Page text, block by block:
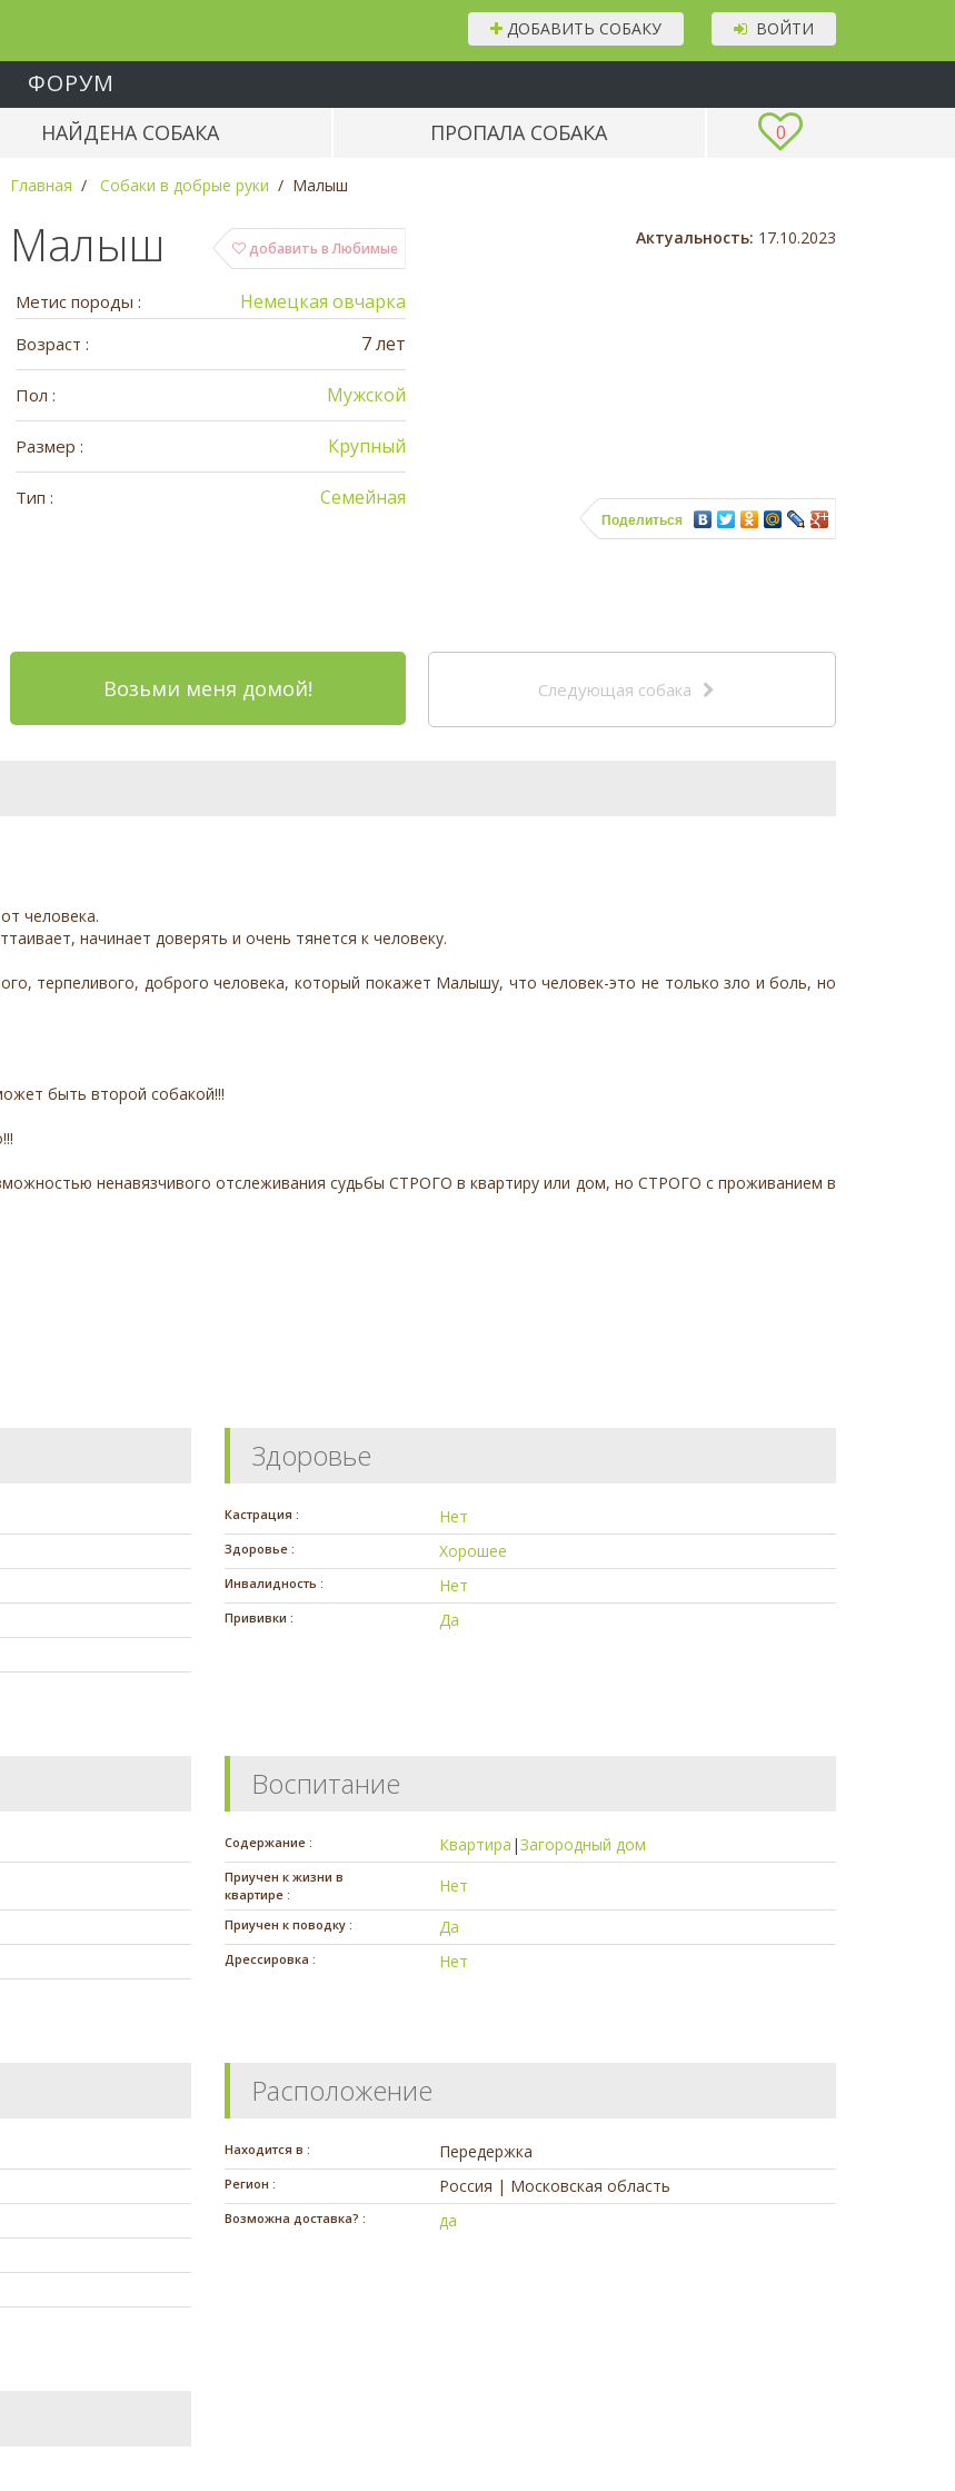
ВОЙТИ
ДОБАВИТЬ СОБАКУ
ФОРУМ
0
НАЙДЕНА СОБАКА ПРОПАЛА СОБАКА
Главная Собаки в добрые руки Малыш
добавить в Любимые
Малыш
Метис породы : Немецкая овчарка
Возраст : 7 лет
Пол : Мужской
Размер : Крупный
Тип : Семейная
Актуальность: 17.10.2023
Поделиться
Возьми меня домой! Следующая собака
человека.
начинает доверять и очень тянется к человеку.
терпеливого, доброго человека, который покажет Малышу, что человек-это не только зло и боль, но
быть второй собакой!!!
ненавязчивого отслеживания судьбы СТРОГО в квартиру или дом, но СТРОГО с проживанием в
Здоровье
Кастрация : Нет
Здоровье : Хорошее
Инвалидность : Нет
Прививки : Да
Воспитание
Содержание : Квартира |Загородный дом
Приучен к жизни в
квартире :
Нет
Приучен к поводку : Да
Дрессировка : Нет
Расположение
Находится в : Передержка
Регион : Россия | Московская область
Возможна доставка? : да